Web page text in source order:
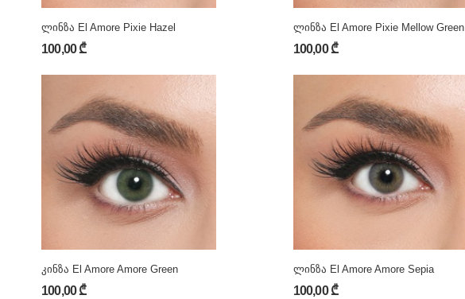
ლინზა El Amore Pixie Hazel
100,00 ₾
ლინზა El Amore Pixie Mellow Green
100,00 ₾
კინზა El Amore Amore Green
100,00 ₾
ლინზა El Amore Amore Sepia
100,00 ₾